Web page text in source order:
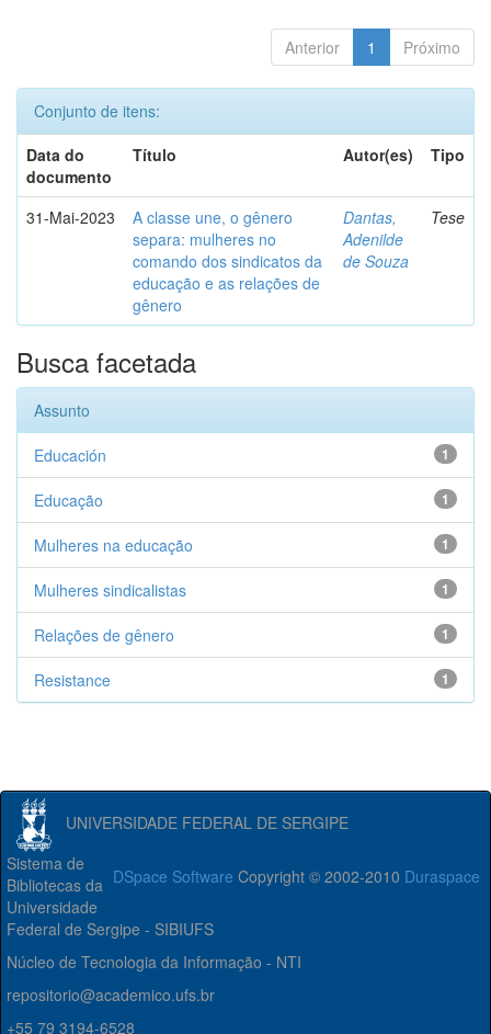
Anterior 1 Próximo
Conjunto de itens:
Data do
documento
Título Autor(es) Tipo
31-Mai-2023
A classe une, o gênero
separa: mulheres no
comando dos sindicatos da
educação e as relações de
gênero
Dantas,
Adenilde
de Souza
Tese
Busca facetada
Assunto
1
Educación
1
Educação
1
Mulheres na educação
1
Mulheres sindicalistas
1
Relações de gênero
1
Resistance
UNIVERSIDADE FEDERAL DE SERGIPE
DSpace Software Copyright © 2002-2010 Duraspace
Sistema de
Bibliotecas da
Universidade
Federal de Sergipe - SIBIUFS
Núcleo de Tecnologia da Informação - NTI
repositorio@academico.ufs.br
+55 79 3194-6528